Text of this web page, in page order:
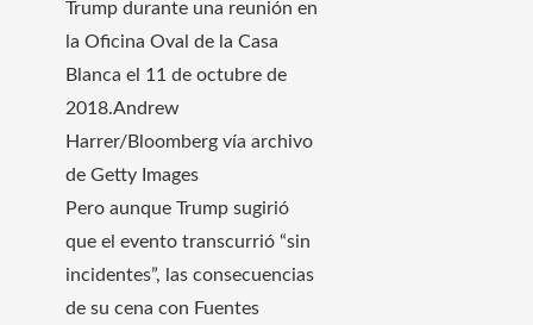
Trump durante una reunión en
la Oficina Oval de la Casa
Blanca el 11 de octubre de
2018.Andrew
Harrer/Bloomberg vía archivo
de Getty Images
Pero aunque Trump sugirió
que el evento transcurrió “sin
incidentes”, las consecuencias
de su cena con Fuentes